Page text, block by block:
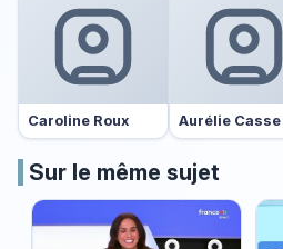
Caroline Roux Aurélie Casse
Sur le même sujet